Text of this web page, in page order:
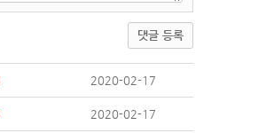
댓글 등록
2020-02-17
2020-02-17